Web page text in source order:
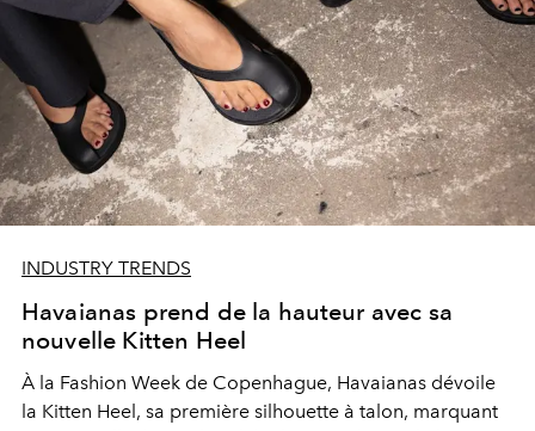
INDUSTRY TRENDS
Havaianas prend de la hauteur avec sa
nouvelle Kitten Heel
À la Fashion Week de Copenhague, Havaianas dévoile
la Kitten Heel, sa première silhouette à talon, marquant